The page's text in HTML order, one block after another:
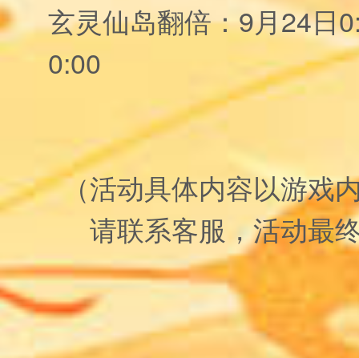
玄灵仙岛翻倍：9月24日
0:00
（活动具体内容以游戏
请联系客服，活动最